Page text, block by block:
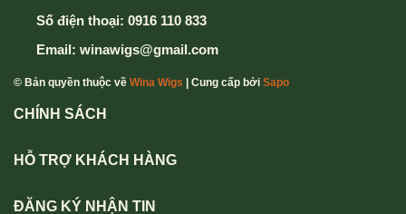
Số điện thoại: 0916 110 833
Email: winawigs@gmail.com
© Bản quyền thuộc về Wina Wigs | Cung cấp bởi Sapo
CHÍNH SÁCH
HỖ TRỢ KHÁCH HÀNG
ĐĂNG KÝ NHẬN TIN